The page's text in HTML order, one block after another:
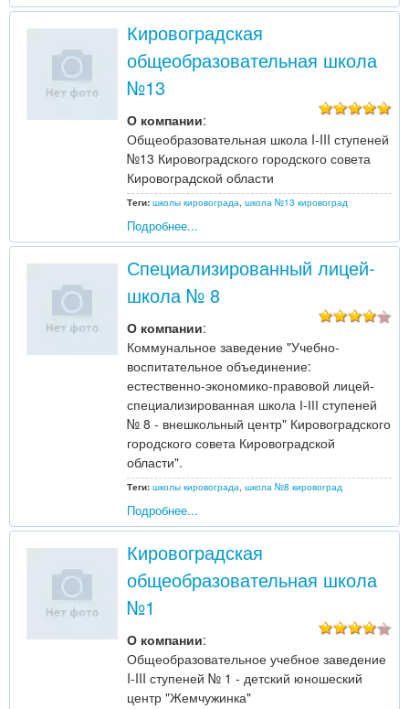
Кировоградская
общеобразовательная школа
№13
О компании:
Общеобразовательная школа I-III ступеней
№13 Кировоградского городского совета
Кировоградской области
Теги: школы кировограда школа №13 кировоград
Подробнее...
Специализированный лицей-
школа № 8
О компании:
Коммунальное заведение "Учебно-
воспитательное объединение:
естественно-экономико-правовой лицей-
специализированная школа І-ІІІ ступеней
№ 8 - внешкольный центр" Кировоградского
городского совета Кировоградской
области".
Теги: школы кировограда школа №8 кировоград
Подробнее...
Кировоградская
общеобразовательная школа
№1
О компании:
Общеобразовательное учебное заведение
I-III ступеней № 1 - детский юношеский
центр "Жемчужинка"